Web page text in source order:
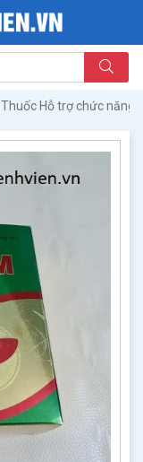
Thuốc Hỗ trợ chức năng